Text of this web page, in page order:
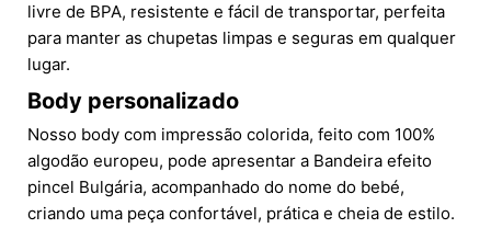
livre de BPA, resistente e fácil de transportar, perfeita
para manter as chupetas limpas e seguras em qualquer
lugar.
Body personalizado
Nosso body com impressão colorida, feito com 100%
algodão europeu, pode apresentar a Bandeira efeito
pincel Bulgária, acompanhado do nome do bebé,
criando uma peça confortável, prática e cheia de estilo.